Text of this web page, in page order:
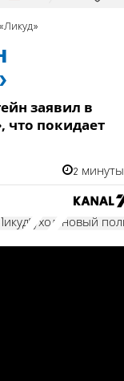
заявил в
что покидает
2 минуты
уход "новый